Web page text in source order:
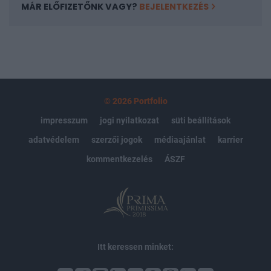
MÁR ELŐFIZETŐNK VAGY? BEJELENTKEZÉS
© 2026 Portfolio
impresszum
jogi nyilatkozat
süti beállítások
adatvédelem
szerzői jogok médiaajánlat
karrier
kommentkezelés
ÁSZF
Itt keressen minket: